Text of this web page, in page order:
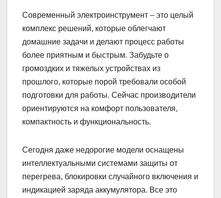
Современный электроинструмент – это целый
комплекс решений, которые облегчают
домашние задачи и делают процесс работы
более приятным и быстрым. Забудьте о
громоздких и тяжелых устройствах из
прошлого, которые порой требовали особой
подготовки для работы. Сейчас производители
ориентируются на комфорт пользователя,
компактность и функциональность.
Сегодня даже недорогие модели оснащены
интеллектуальными системами защиты от
перегрева, блокировки случайного включения и
индикацией заряда аккумулятора. Все это